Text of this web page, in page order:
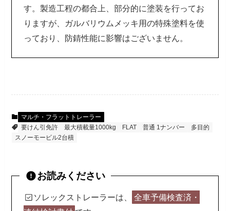
す。製造工程の都合上、部分的に塗装を行ってお
りますが、ガルバリウムメッキ用の特殊塗料を使
っており、防錆性能に影響はございません。
マルチ・フラットトレーラー
要けん引免許
最大積載量1000kg FLAT 普通 1ナンバー
多目的
スノーモービル2台積
お読みください
ソレックストレーラーは、
全車予備検査済・